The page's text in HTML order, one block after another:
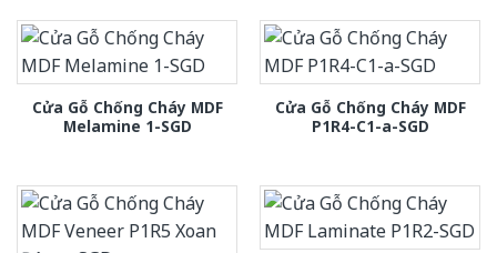
Cửa Gỗ Chống Cháy MDF
Melamine 1-SGD
Cửa Gỗ Chống Cháy MDF
P1R4-C1-a-SGD